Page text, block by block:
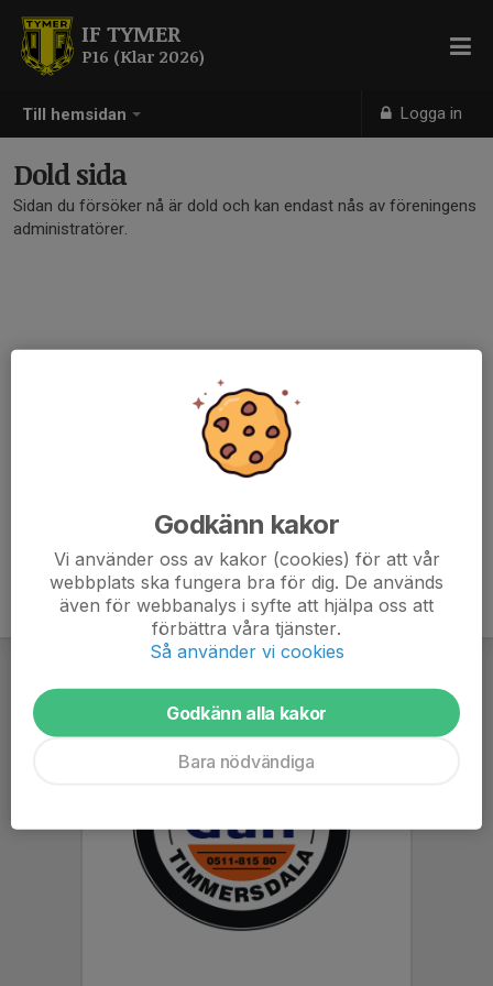
Till hemsidan Logga in
IF TYMER
P16 (Klar 2026)
Dold sida
Sidan du försöker nå är dold och kan endast nås av föreningens
administratörer.
Godkänn kakor
Vi använder oss av kakor (cookies) för att vår
webbplats ska fungera bra för dig. De används
även för webbanalys i syfte att hjälpa oss att
förbättra våra tjänster.
Så använder vi cookies
Godkänn alla kakor
Bara nödvändiga